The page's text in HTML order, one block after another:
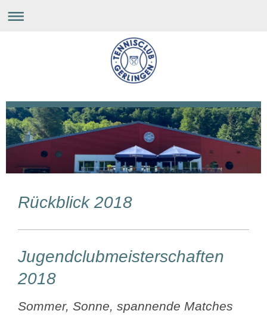
Rückblick 2018
Jugendclubmeisterschaften
2018
Sommer, Sonne, spannende Matches